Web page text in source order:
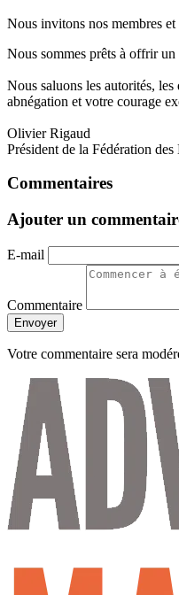
Nous invitons nos membres
Nous sommes prêts à offrir
Nous saluons les autorités,
abnégation et votre courage
Olivier Rigaud
Président de la Fédération
Commentaires
Ajouter un
E-mail
Commentaire
Envoyer
Votre commentaire sera